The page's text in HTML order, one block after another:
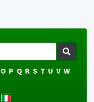
O P Q R S T U V W